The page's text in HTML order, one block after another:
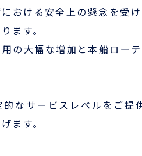
おける安全上の懸念を受
ます。
の大幅な増加と本船ロー
的なサービスレベルをご
ます。